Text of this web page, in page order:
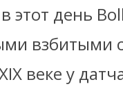
этот день
взбитыми
веке у